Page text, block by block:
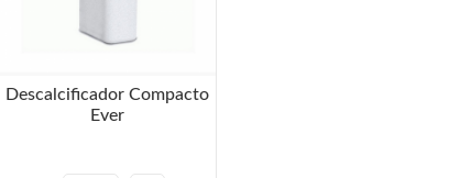
Descalcificador Compacto
Ever